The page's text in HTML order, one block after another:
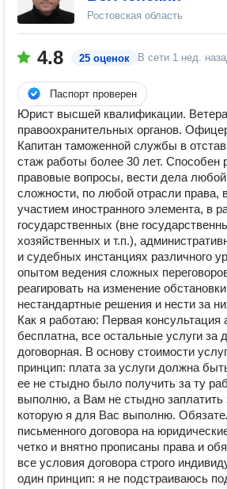
Ростовская область
4.8 25 оценок В сети 1 нед.
Паспорт проверен
Юрист высшей квалификации.
правоохранительных органов.
Капитан таможенной службы в
стаж работы более 30 лет.
правовые вопросы, вести дела любой
сложности, по любой отрасли права,
участием иностранного элемента, в
государственных (вне
хозяйственных и т.п.),
и судебных инстанциях различного
опытом ведения сложных
реагировать на изменение
нестандартные решения и нести за
Как я работаю: Первая консультация
бесплатна, все остальные услуги за
договорная. В основу стоимости
принцип: плата за услуги должна
ее не стыдно было получить за ту
выполню, а Вам не стыдно заплатить
которую я для Вас выполню.
письменного договора на
четко и внятно прописаны права и
все условия договора строго
один принцип: я не подстраиваюсь